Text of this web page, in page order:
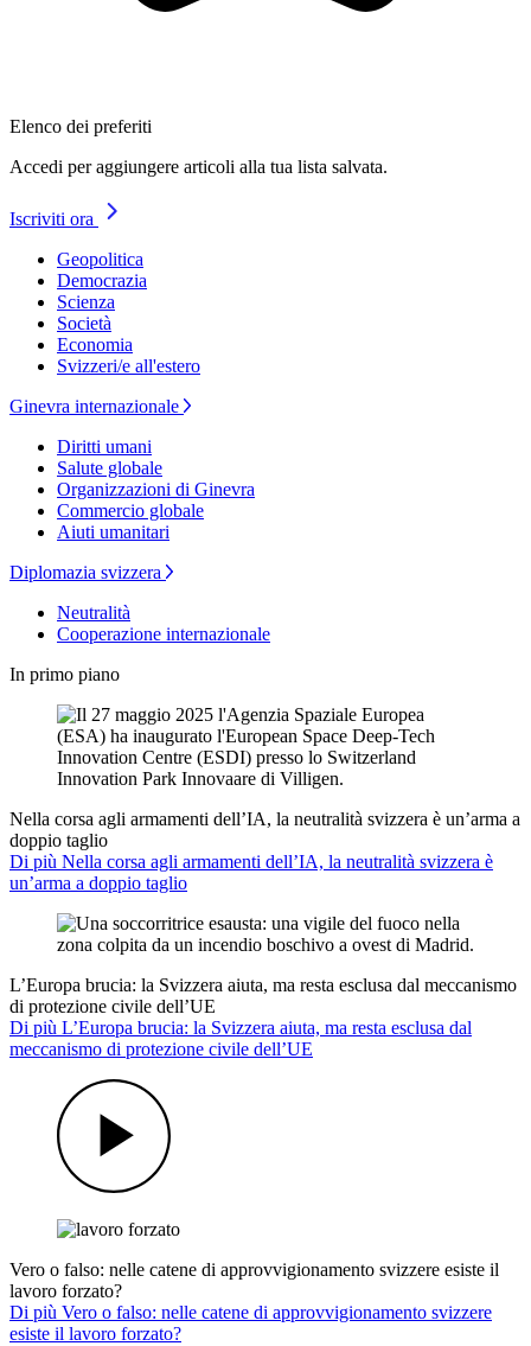
Elenco dei preferiti
Accedi per aggiungere articoli alla tua lista salvata.
Iscriviti ora
Geopolitica
Democrazia
Scienza
Società
Economia
Svizzeri/e all'estero
Ginevra internazionale
Diritti umani
Salute globale
Organizzazioni di Ginevra
Commercio globale
Aiuti umanitari
Diplomazia svizzera
Neutralità
Cooperazione internazionale
In primo piano
Nella corsa agli armamenti dell’IA, la neutralità svizzera è un’arma a
doppio taglio
Di più Nella corsa agli armamenti dell’IA, la neutralità svizzera è
un’arma a doppio taglio
L’Europa brucia: la Svizzera aiuta, ma resta esclusa dal meccanismo
di protezione civile dell’UE
Di più L’Europa brucia: la Svizzera aiuta, ma resta esclusa dal
meccanismo di protezione civile dell’UE
Vero o falso: nelle catene di approvvigionamento svizzere esiste il
lavoro forzato?
Di più Vero o falso: nelle catene di approvvigionamento svizzere
esiste il lavoro forzato?